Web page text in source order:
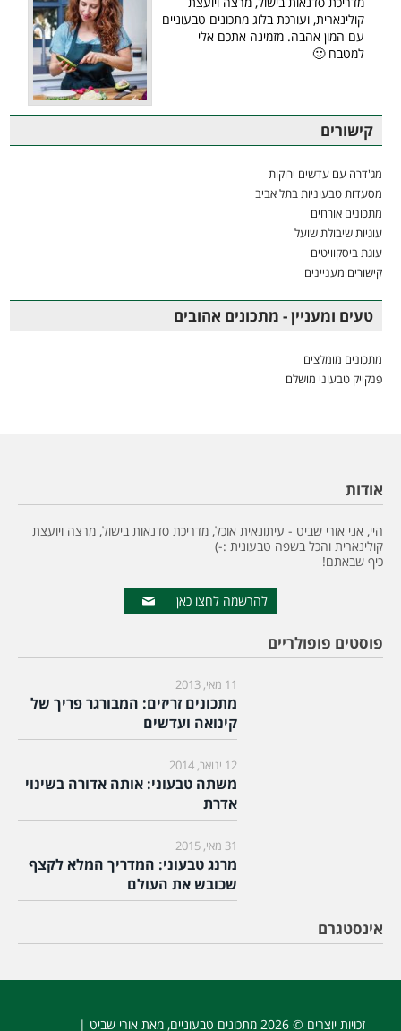
קולינארית, ועורכת בלוג מתכונים טבעוניים
עם המון אהבה. מזמינה אתכם אלי
למטבח 🙂
קישורים
מג'דרה עם עדשים ירוקות
מסעדות טבעוניות בתל אביב
מתכונים אורחים
עוגיות שיבולת שועל
עוגת ביסקוויטים
קישורים מעניינים
טעים ומעניין - מתכונים אהובים
מתכונים מומלצים
פנקייק טבעוני מושלם
אודות
היי, אני אורי שביט - עיתונאית אוכל, מדריכת סדנאות בישול, מרצה ויועצת
קולינארית והכל בשפה טבעונית :-)
כיף שבאתם!
להרשמה לחצו כאן
פוסטים פופולריים
11 מאי, 2013
מתכונים זריזים: המבורגר פריך של
קינואה ועדשים
12 ינואר, 2014
משתה טבעוני: אותה אדורה בשינוי
אדרת
31 מאי, 2015
מרנג טבעוני: המדריך המלא לקצף
שכובש את העולם
אינסטגרם
זכויות יוצרים © 2026 מתכונים טבעוניים, מאת אורי שביט |